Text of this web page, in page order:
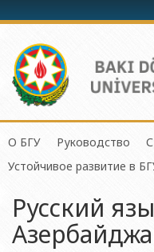
О БГУ
История БГУ
Миссия и стратегия
Программа развития
Руководство
Ректор
Проректоры
Советник
Устойчивое развитие в
Русский